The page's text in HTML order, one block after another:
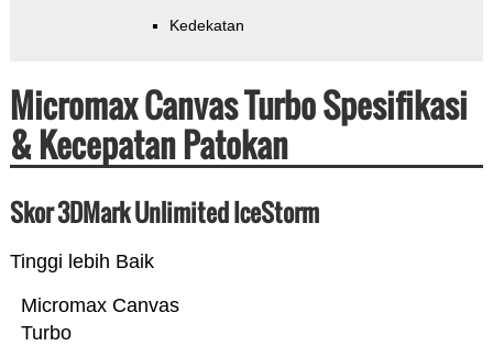
Kedekatan
Micromax Canvas Turbo Spesifikasi
& Kecepatan Patokan
Skor 3DMark Unlimited IceStorm
Tinggi lebih Baik
Micromax Canvas
Turbo